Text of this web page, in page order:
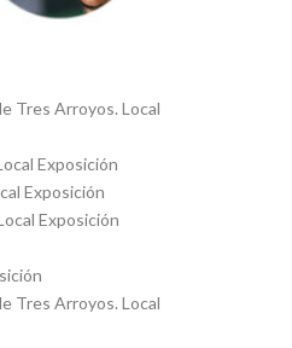
Tres Arroyos. Local
Exposición
Exposición
Exposición
Tres Arroyos. Local